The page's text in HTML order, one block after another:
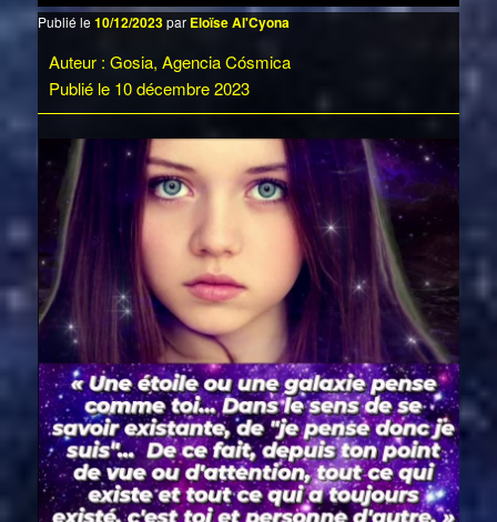
Publié le10/12/2023par Eloïse Al'Cyona
Auteur : Gosia, Agencia Cósmica
Publié le 10 décembre 2023